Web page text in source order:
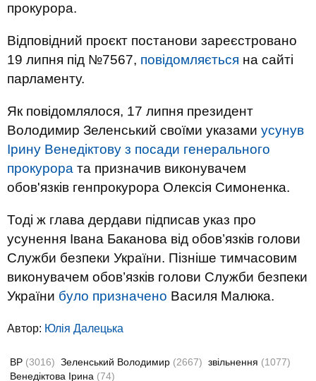
прокурора.
Відповідний проєкт постанови зареєстровано
19 липня під №7567, повідомляється на сайті
парламенту.
Як повідомлялося, 17 липня президент
Володимир Зеленський своїми указами усунув
Ірину Венедіктову з посади генерального
прокурора та призначив виконувачем
обов'язків генпрокурора Олексія Симоненка.
Тоді ж глава дердави підписав указ про
усунення Івана Баканова від обов’язків голови
Служби безпеки України. Пізніше тимчасовим
виконувачем обов’язків голови Служби безпеки
України було призначено Василя Малюка.
Автор: Юлiя Далецька
ВР (3016) Зеленський Володимир (2667) звільнення (1077)
Венедіктова Ірина (74)